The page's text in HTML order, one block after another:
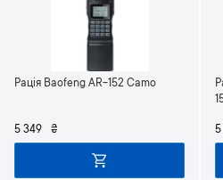
Рація Baofeng AR-152 Camo
5 349 ₴ 5